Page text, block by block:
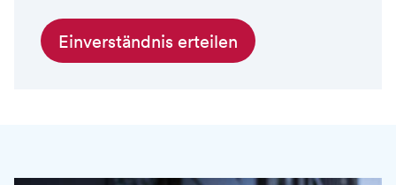
Einverständnis erteilen